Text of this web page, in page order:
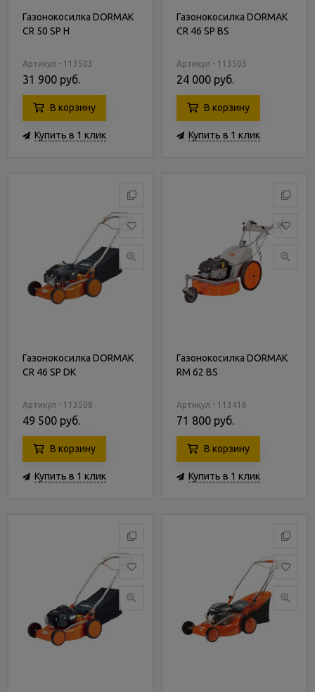
Газонокосилка DORMAK
CR 50 SP H
Артикул - 113503
31 900 руб.
В корзину
Купить в 1 клик
Газонокосилка DORMAK
CR 46 SP BS
Артикул - 113505
24 000 руб.
В корзину
Купить в 1 клик
Газонокосилка DORMAK
CR 46 SP DK
Артикул - 113508
49 500 руб.
В корзину
Купить в 1 клик
Газонокосилка DORMAK
RM 62 BS
Артикул - 113416
71 800 руб.
В корзину
Купить в 1 клик